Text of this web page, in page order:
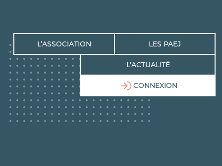
L’ASSOCIATION LES PAEJ
L’ACTUALITÉ
CONNEXION